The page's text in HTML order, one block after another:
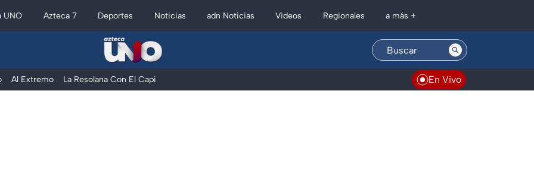
UNO Azteca 7 Deportes Noticias adn Noticias Videos Regionales a más +
Al Extremo La Resolana Con El Capi En Vivo